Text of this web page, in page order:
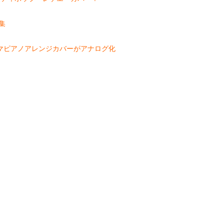
アノアレンジカバーがアナログ化